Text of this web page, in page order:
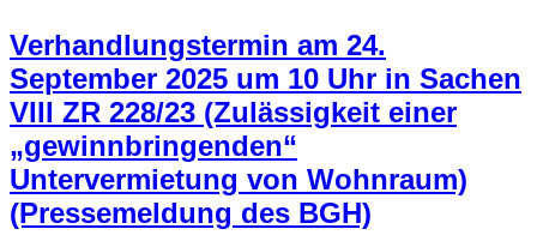
Verhandlungstermin am 24.
September 2025 um 10 Uhr in Sachen
VIII ZR 228/23 (Zulässigkeit einer
„gewinnbringenden“
Untervermietung von Wohnraum)
(Pressemeldung des BGH)